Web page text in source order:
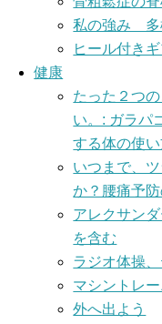
私の強み 多
ヒール付き
健康
たった２つ
い。: ガラパ
する体の使
いつまで、
か？腰痛予
アレクサン
を含む
ラジオ体操
マシントレ
外へ出よう